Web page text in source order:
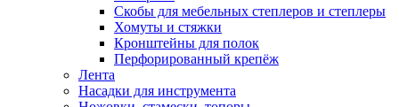
Скобы для мебельных степлеров и степлеры
Хомуты и стяжки
Кронштейны для полок
Перфорированный крепёж
Лента
Насадки для инструмента